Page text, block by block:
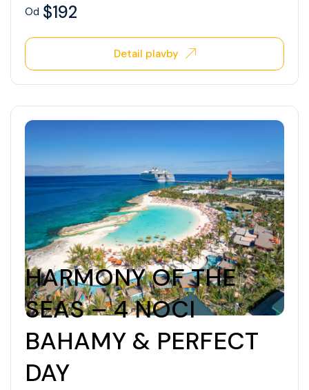
Od $192
Detail plavby
HARMONY OF THE
SEAS – 4 NOCI
BAHAMY & PERFECT
DAY